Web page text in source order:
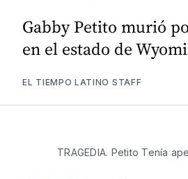
Gabby Petito murió
en el estado de
EL TIEMPO LATINO STAFF
TRAGEDIA. Petito Tenía